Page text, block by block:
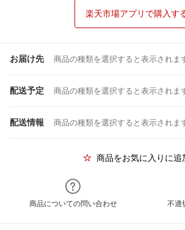
楽天市場アプリで購入す
お届け先 商品の種類を選択すると表示されま
配送予定 商品の種類を選択すると表示されま
配送情報 商品の種類を選択すると表示されま
商品をお気に入りに追
商品についての問い合わせ 不適